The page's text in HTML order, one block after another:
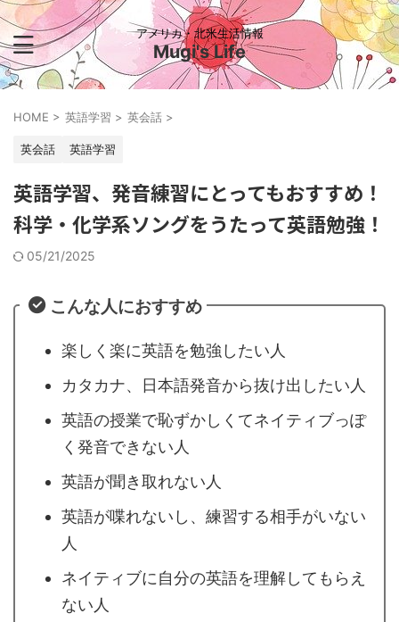
アメリカ・北米生活情報
Mugi's Life
HOME > 英語学習 > 英会話 >
英会話 英語学習
英語学習、発音練習にとってもおすすめ！
科学・化学系ソングをうたって英語勉強！
05/21/2025
こんな人におすすめ
楽しく楽に英語を勉強したい人
カタカナ、日本語発音から抜け出したい人
英語の授業で恥ずかしくてネイティブっぽ
く発音できない人
英語が聞き取れない人
英語が喋れないし、練習する相手がいない
人
ネイティブに自分の英語を理解してもらえ
ない人